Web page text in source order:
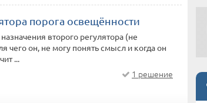
порога освещённости
второго регулятора (не
чего он, не могу понять смысл и когда он
...
1 решение